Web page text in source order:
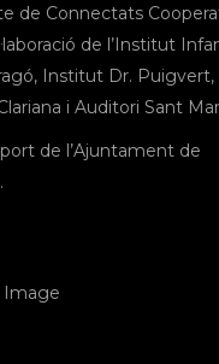
de Connectats
de l’Institut
Institut Dr.
i Auditori Sant
de l’Ajuntament de